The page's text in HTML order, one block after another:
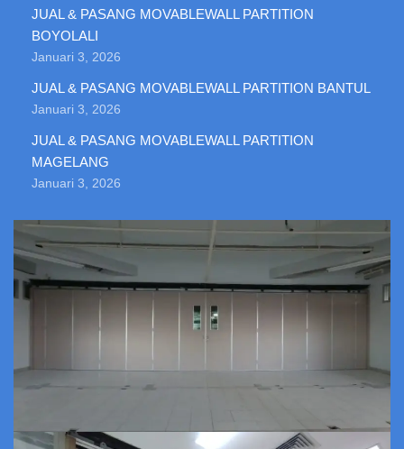
JUAL & PASANG MOVABLEWALL PARTITION
BOYOLALI
Januari 3, 2026
JUAL & PASANG MOVABLEWALL PARTITION BANTUL
Januari 3, 2026
JUAL & PASANG MOVABLEWALL PARTITION
MAGELANG
Januari 3, 2026